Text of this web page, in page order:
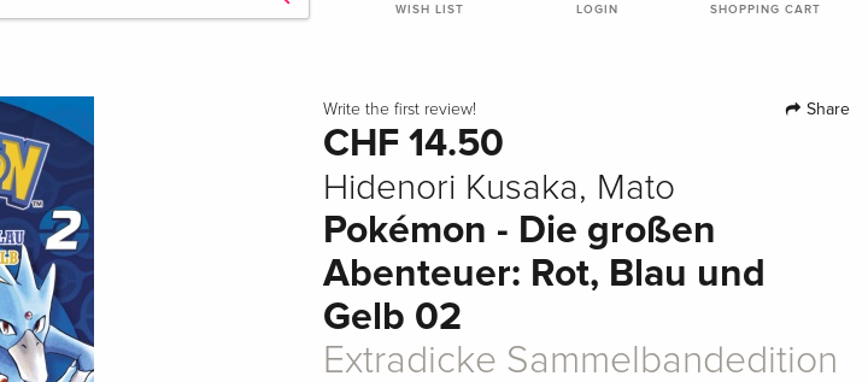
WISH LIST LOGIN SHOPPING CART
Write the first review! Share
CHF 14.50
Hidenori Kusaka, Mato
Pokémon - Die großen
Abenteuer: Rot, Blau und
Gelb 02
Extradicke Sammelbandedition